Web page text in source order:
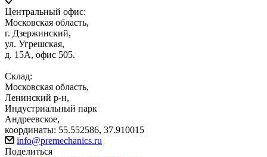
Центральный офис:
Московская область,
г. Дзержинский,
ул. Угрешская,
д. 15А, офис 505.
Склад:
Московская область,
Ленинский р-н,
Индустриальный парк
Андреевское,
координаты: 55.552586, 37.910015
info@premechanics.ru
Поделиться